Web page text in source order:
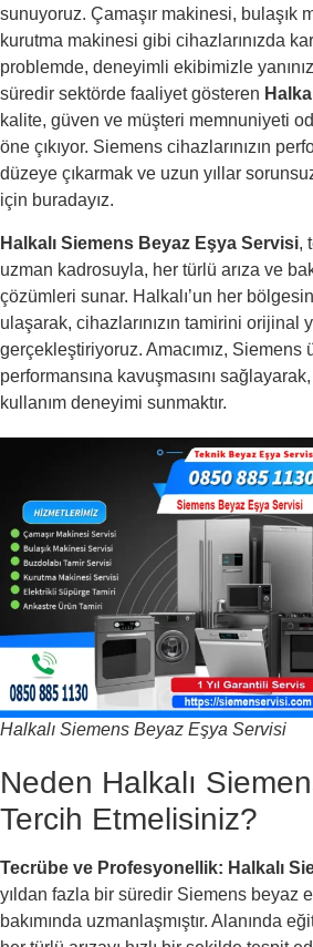
sunuyoruz. Çamaşır makinesi, bulaşık
kurutma makinesi gibi cihazlarınızda
problemde, deneyimli ekibimizle
süredir sektörde faaliyet gösteren
kalite, güven ve müşteri memnuniyeti
öne çıkıyor. Siemens cihazlarınızın
düzeye çıkarmak ve uzun yıllar
için buradayız.
Halkalı Siemens Beyaz Eşya Servisi,
uzman kadrosuyla, her türlü arıza ve
çözümleri sunar. Halkalı’un her
ulaşarak, cihazlarınızın tamirini orijinal
gerçekleştiriyoruz. Amacımız,
performansına kavuşmasını
kullanım deneyimi sunmaktır.
Halkalı Siemens Beyaz Eşya Servisi
Neden Halkalı
Tercih Etmelisiniz?
Tecrübe ve Profesyonellik: Halkalı
yıldan fazla bir süredir Siemens beyaz
bakımında uzmanlaşmıştır. Alanında